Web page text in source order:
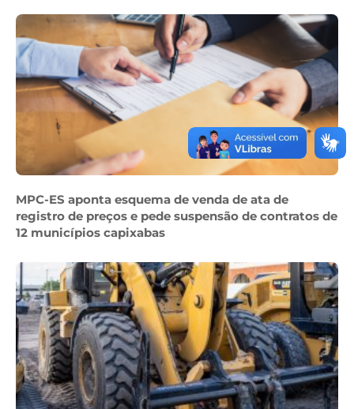
MPC-ES aponta esquema de venda de ata de
registro de preços e pede suspensão de contratos de
12 municípios capixabas